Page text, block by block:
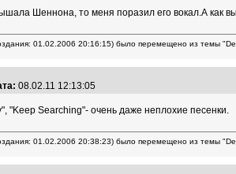
Шеннона, то меня поразил его вокал.А как
01.02.2006 20:16:15) было перемещено из темы
08.02.11 12:13:05
"Keep Searching"- очень даже неплохие песенки.
01.02.2006 20:38:23) было перемещено из темы